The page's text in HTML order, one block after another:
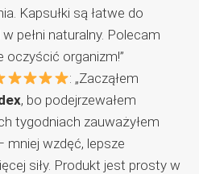
Kapsułki są łatwe do
w pełni naturalny. Polecam
oczyścić organizm!”
: „Zacząłem
, bo podejrzewałem
tygodniach zauważyłem
mniej wzdęć, lepsze
siły. Produkt jest prosty w